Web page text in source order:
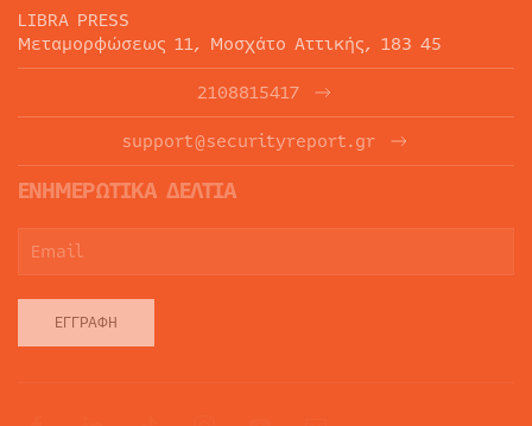
LIBRA PRESS
Μεταμορφώσεως 11, Μοσχάτο Αττικής, 183 45
2108815417
support@securityreport.gr
ΕΝΗΜΕΡΩΤΙΚΑ ΔΕΛΤΙΑ
ΕΓΓΡΑΦΉ